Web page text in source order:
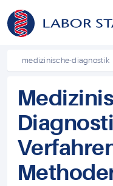
medizinische-diagnostik